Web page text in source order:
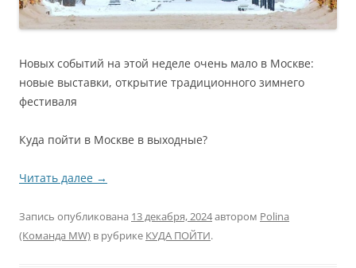
Новых событий на этой неделе очень мало в Москве:
новые выставки, открытие традиционного зимнего
фестиваля
Куда пойти в Москве в выходные?
Читать далее →
Запись опубликована 13 декабря, 2024автором Polina
(Команда MW) в рубрике КУДА ПОЙТИ.